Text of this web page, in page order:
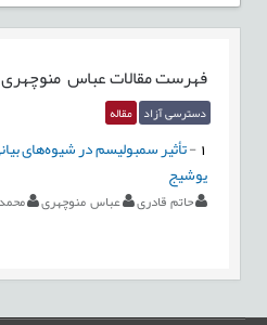
فهرست مقالاتعباس منوچهری
دسترسی آزاد مقاله
-تأثیر سمبولیسم در شیوه‌های
یوشیج
حاتم قادری عباس منوچهری محمد